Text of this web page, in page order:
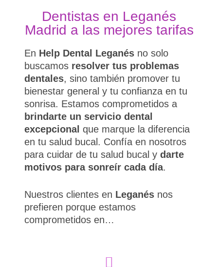
Dentistas en Leganés
Madrid a las mejores tarifas
En Help Dental Leganés no solo
buscamos resolver tus problemas
dentales, sino también promover tu
bienestar general y tu confianza en tu
sonrisa. Estamos comprometidos a
brindarte un servicio dental
excepcional que marque la diferencia
en tu salud bucal. Confía en nosotros
para cuidar de tu salud bucal y darte
motivos para sonreír cada día.
Nuestros clientes en Leganés nos
prefieren porque estamos
comprometidos en…